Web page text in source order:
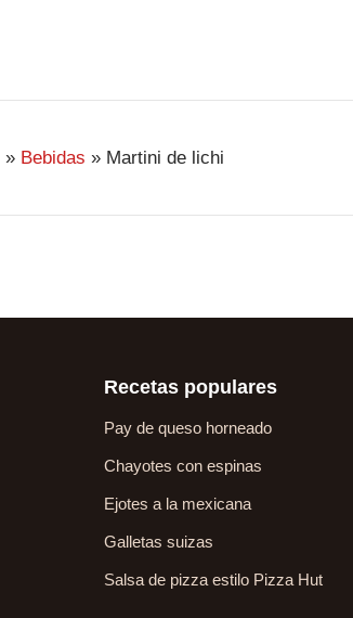
» Bebidas » Martini de lichi
Recetas populares
Pay de queso horneado
Chayotes con espinas
Ejotes a la mexicana
Galletas suizas
Salsa de pizza estilo Pizza Hut